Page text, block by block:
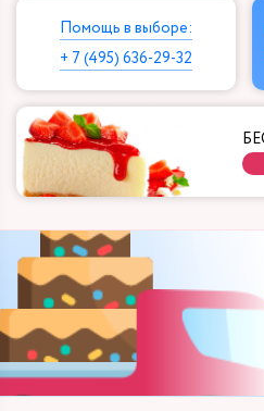
Помощь в выборе:
+ 7 (495) 636-29-32